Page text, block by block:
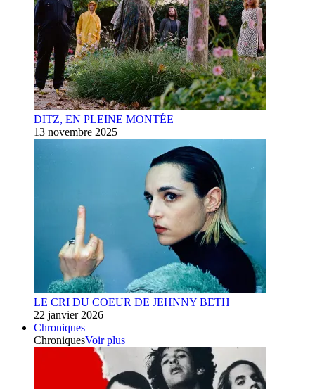
DITZ, EN PLEINE MONTÉE
13 novembre 2025
LE CRI DU COEUR DE JEHNNY BETH
22 janvier 2026
Chroniques
ChroniquesVoir plus